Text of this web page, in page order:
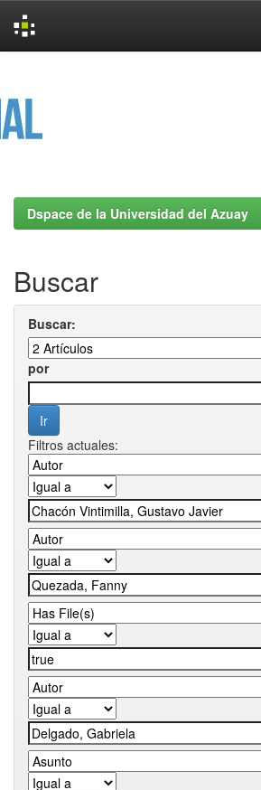
Dspace de la Universidad del Azuay
Buscar
Buscar:
por
Filtros actuales: